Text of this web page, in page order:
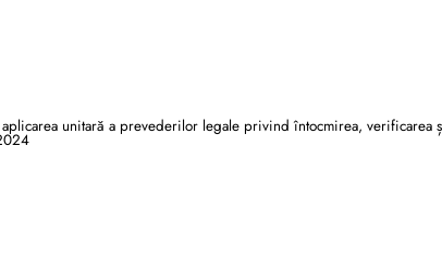
unitară a prevederilor legale privind întocmirea, verificarea